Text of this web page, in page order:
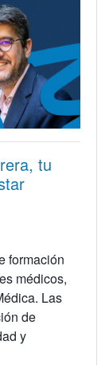
tu
formación
médicos,
Las
de
y